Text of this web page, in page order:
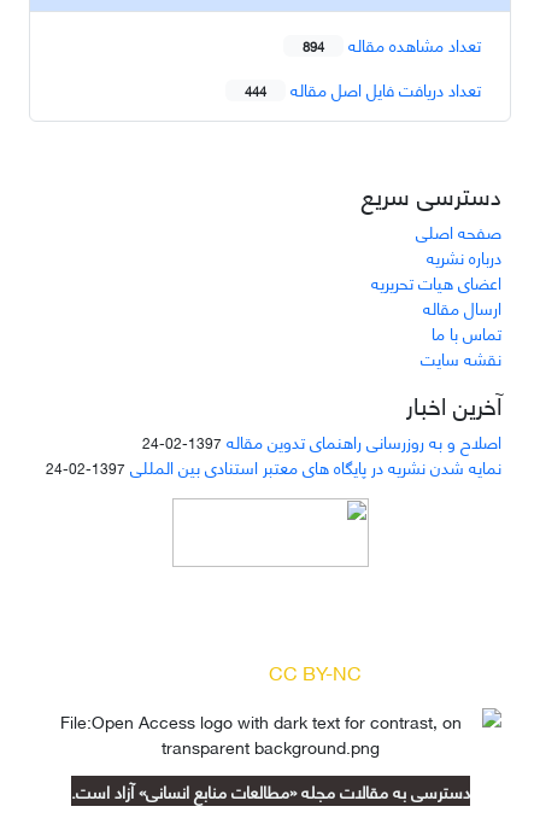
تعداد مشاهده مقاله 894
تعداد دریافت فایل اصل مقاله 444
دسترسی سریع
صفحه اصلی
درباره نشریه
اعضای هیات تحریریه
ارسال مقاله
تماس با ما
نقشه سایت
آخرین اخبار
اصلاح و به روزرسانی راهنمای تدوین مقاله 1397-02-24
نمایه شدن نشریه در پایگاه های معتبر استنادی بین المللی 1397-02-24
CC BY-NC
دسترسی به مقالات مجله «مطالعات منابع انسانی» آزاد است.